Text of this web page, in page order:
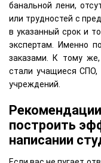
банальной лени,
или трудностей с
в указанный срок и
экспертам. Именно
заказами. К тому
стали учащиеся СПО,
учреждений.
построить
написании